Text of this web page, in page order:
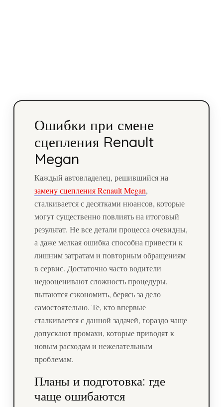
Ошибки при смене
сцепления Renault
Megan
Каждый автовладелец, решившийся на
замену сцепления Renault Megan,
сталкивается с десятками нюансов, которые
могут существенно повлиять на итоговый
результат. Не все детали процесса очевидны,
а даже мелкая ошибка способна привести к
лишним затратам и повторным обращениям
в сервис. Достаточно часто водители
недооценивают сложность процедуры,
пытаются сэкономить, берясь за дело
самостоятельно. Те, кто впервые
сталкивается с данной задачей, гораздо чаще
допускают промахи, которые приводят к
новым расходам и нежелательным
проблемам.
Планы и подготовка: где
чаще ошибаются